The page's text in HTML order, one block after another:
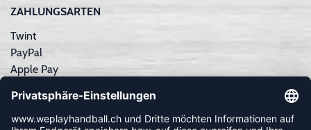
ZAHLUNGSARTEN
Twint
PayPal
Apple Pay
Kreditkarte
Rechnungskauf